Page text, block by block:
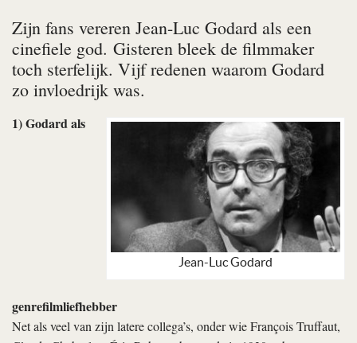
Zijn fans vereren Jean-Luc Godard als een
cinefiele god. Gisteren bleek de filmmaker
toch sterfelijk. Vijf redenen waarom Godard
zo invloedrijk was.
Jean-Luc Godard
1) Godard als
genrefilmliefhebber
Net als veel van zijn latere collega’s, onder wie François Truffaut,